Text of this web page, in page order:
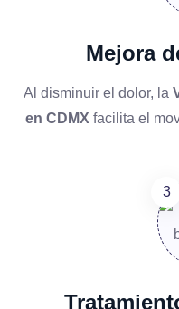
Mejora
Al disminuir el dolor, la
en CDMX facilita el